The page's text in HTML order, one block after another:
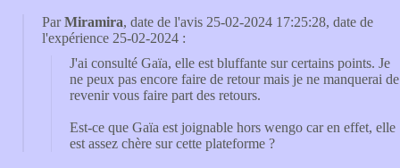
ParMiramira, date de l'avis 25-02-2024 17:25:28, date de
l'expérience 25-02-2024 :
J'ai consulté Gaïa, elle est bluffante sur certains points. Je
ne peux pas encore faire de retour mais je ne manquerai de
revenir vous faire part des retours.
Est-ce que Gaïa est joignable hors wengo car en effet, elle
est assez chère sur cette plateforme ?